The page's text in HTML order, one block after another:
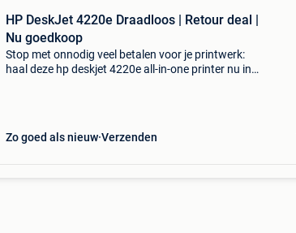
HP DeskJet 4220e Draadloos | Retour deal |
Nu goedkoop
Stop met onnodig veel betalen voor je printwerk:
haal deze hp deskjet 4220e all-in-one printer nu in
Zo goed als nieuw Verzenden